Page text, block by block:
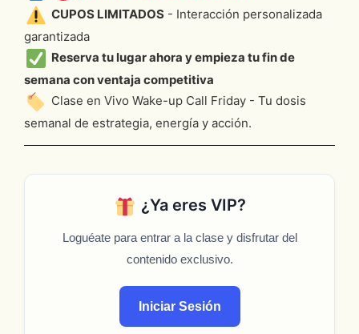
CUPOS LIMITADOS - Interacción personalizada
garantizada
Reserva tu lugar ahora y empieza tu fin de
semana con ventaja competitiva
Clase en Vivo Wake-up Call Friday - Tu dosis
semanal de estrategia, energía y acción.
¿Ya eres VIP?
Loguéate para entrar a la clase y disfrutar del
contenido exclusivo.
Iniciar Sesión